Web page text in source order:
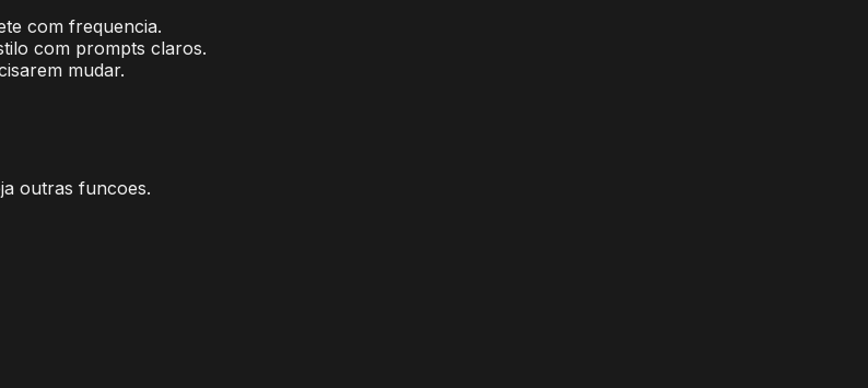
com frequencia.
com prompts claros.
mudar.
outras funcoes.